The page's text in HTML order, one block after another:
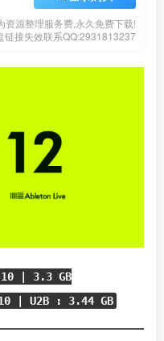
资源整理服务费,永久免费下载!
链接失效联系QQ:2931813237
| 3.3 GB
| U2B : 3.44 GB